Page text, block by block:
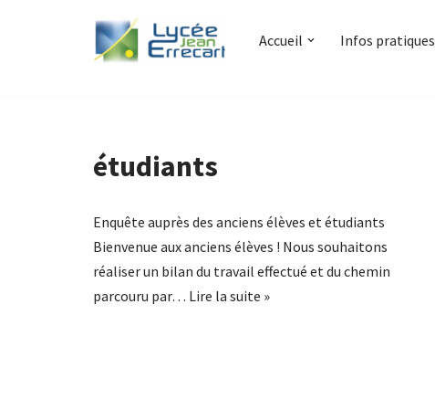
Accueil Infos pratiques
étudiants
Enquête auprès des anciens élèves et étudiants
Bienvenue aux anciens élèves ! Nous souhaitons
réaliser un bilan du travail effectué et du chemin
parcouru par… Lire la suite »